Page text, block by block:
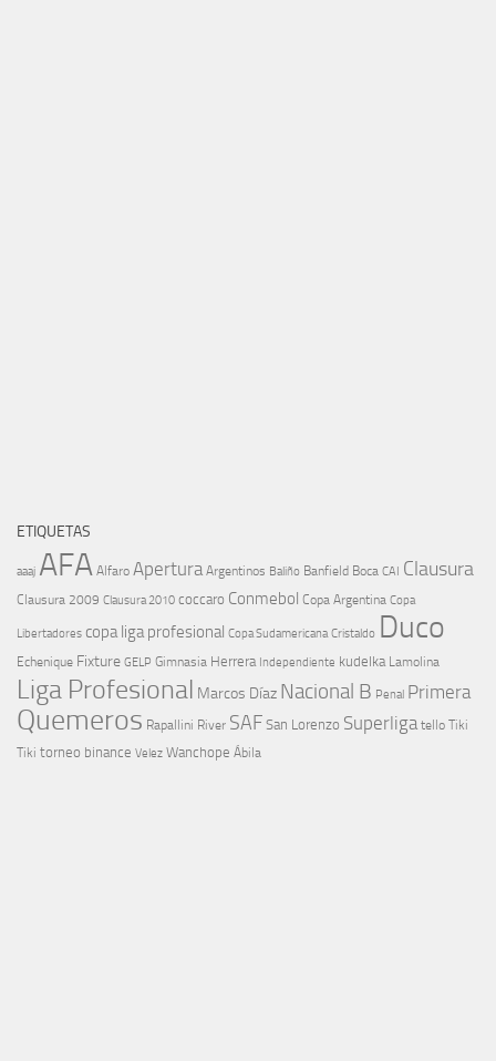
ETIQUETAS
aaaj AFA Alfaro Apertura Argentinos Baliño Banfield Boca CAI Clausura
Clausura 2009 Clausura 2010 coccaro Conmebol Copa Argentina Copa
Libertadores copa liga profesional Copa Sudamericana Cristaldo Duco
Echenique Fixture GELP Gimnasia Herrera Independiente kudelka Lamolina
Liga Profesional Marcos Díaz Nacional B Penal Primera
Quemeros Rapallini River SAF San Lorenzo Superliga tello Tiki
Tiki torneo binance Velez Wanchope Ábila